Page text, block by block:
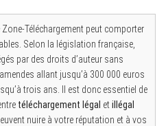
Zone-Téléchargement peut comporter
Selon la législation française,
par des droits d’auteur sans
allant jusqu’à 300 000 euros
trois ans. Il est donc essentiel de
téléchargement légal etillégal
nuire à votre réputation et à vos